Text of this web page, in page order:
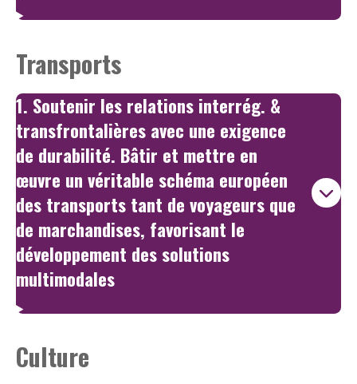
Transports
1. Soutenir les relations interrég. &
transfrontalières avec une exigence
de durabilité. Bâtir et mettre en
œuvre un véritable schéma européen
des transports tant de voyageurs que
de marchandises, favorisant le
développement des solutions
multimodales
Culture